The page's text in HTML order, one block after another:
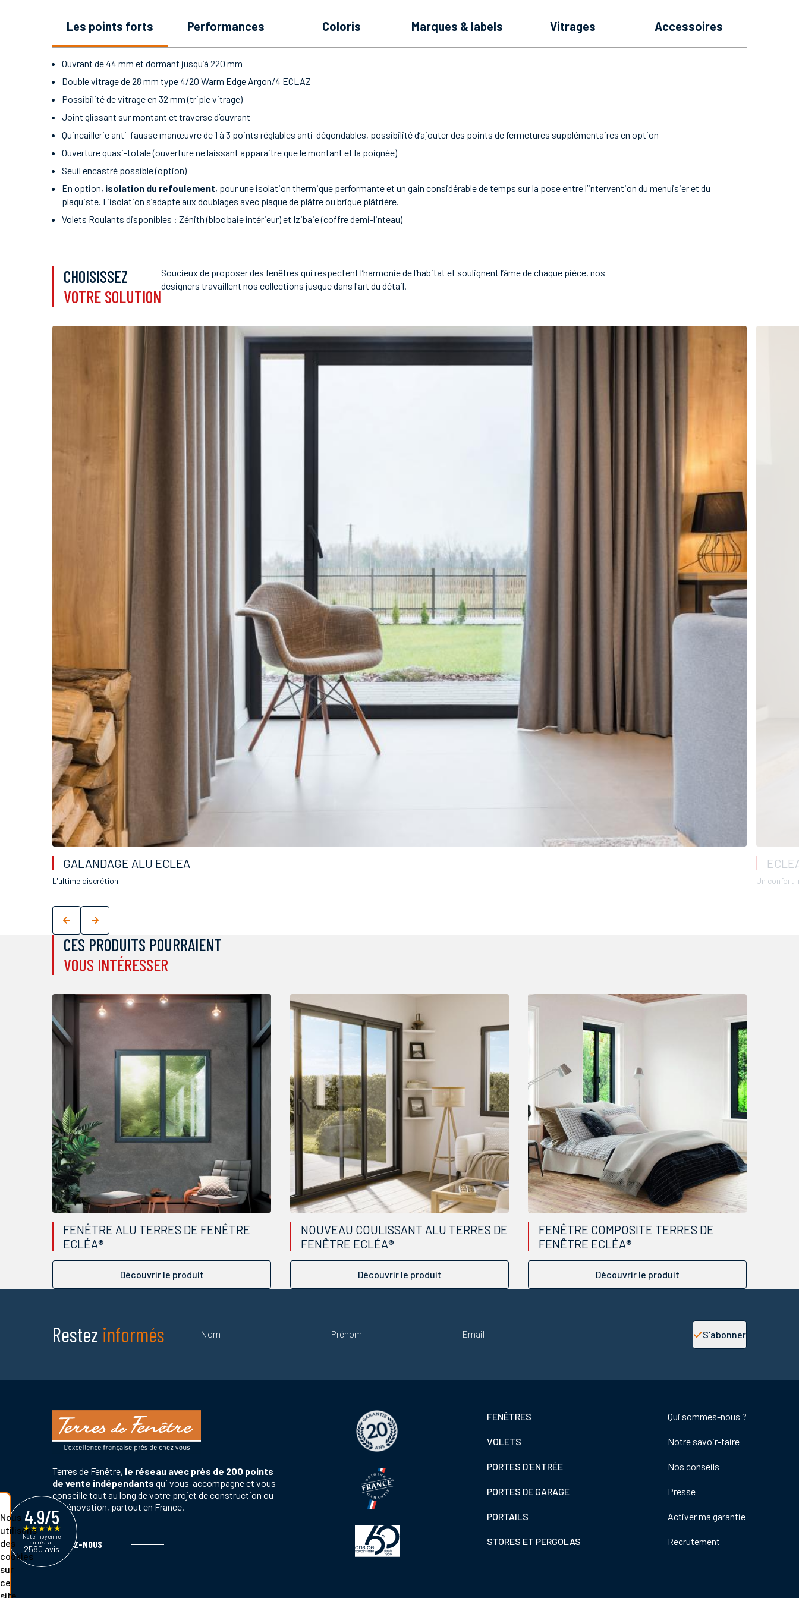
les points forts performances coloris marques & labels vitrages accessoires
Ouvrant de 44 mm et dormant jusqu’à 220 mm
Double vitrage de 28 mm type 4/20 Warm Edge Argon/4 ECLAZ
Possibilité de vitrage en 32 mm (triple vitrage)
Joint glissant sur montant et traverse d’ouvrant
Quincaillerie anti-fausse manœuvre de 1 à 3 points réglables anti-dégondables, possibilité d’ajouter des points de fermetures supplémentaires en option
Ouverture quasi-totale (ouverture ne laissant apparaitre que le montant et la poignée)
Seuil encastré possible (option)
En option, isolation du refoulement, pour une isolation thermique performante et un gain considérable de temps sur la pose entre l’intervention du menuisier et du
plaquiste. L’isolation s’adapte aux doublages avec plaque de plâtre ou brique plâtrière.
Volets Roulants disponibles : Zénith (bloc baie intérieur) et Izibaie (coffre demi-linteau)
CHOISISSEZ
VOTRE SOLUTION
Soucieux de proposer des fenêtres qui respectent l’harmonie de l’habitat et soulignent l’âme de chaque pièce, nos
designers travaillent nos collections jusque dans l'art du détail.
GALANDAGE ALU ECLEA
L'ultime discrétion Un confort
CES PRODUITS POURRAIENT
VOUS INTÉRESSER
FENÊTRE ALU TERRES DE FENÊTRE
ECLÉA®
Découvrir le produit
NOUVEAU COULISSANT ALU TERRES DE
FENÊTRE ECLÉA®
Découvrir le produit
FENÊTRE COMPOSITE TERRES DE
FENÊTRE ECLÉA®
Découvrir le produit
Restez informés
S'abonner
Terres de Fenêtre, le réseau avec près de 200 points
de vente indépendants qui vous accompagne et vous
conseille tout au long de votre projet de construction ou
de rénovation, partout en France.
SUIVEZ-NOUS
Footer
de
FENÊTRES
VOLETS
PORTES D'ENTRÉE
PORTES DE GARAGE
PORTAILS
STORES ET PERGOLAS
Footer
de
Qui sommes-nous ?
Notre savoir-faire
Nos conseils
Presse
Activer ma garantie
Recrutement
4.9/5
★★★★★
Note moyenne
du réseau
2580 avis
Nous
utilisons
des
cookies
sur
ce
site